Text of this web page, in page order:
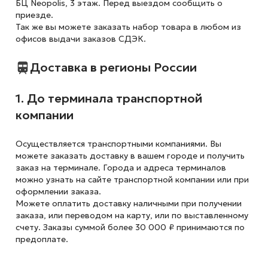
БЦ Neopolis, 3 этаж. Перед выездом сообщить о
приезде.
Так же вы можете заказать набор товара в любом из
офисов выдачи заказов СДЭК.
Доставка в регионы России
1. До терминала транспортной
компании
Осуществляется транспортными компаниями. Вы
можете заказать доставку в вашем городе и получить
заказ на терминале. Города и адреса терминалов
можно узнать на сайте транспортной компании или при
оформлении заказа.
Можете оплатить доставку наличными при получении
заказа, или переводом на карту, или по выставленному
счету. Заказы суммой более 30 000 ₽ принимаются по
предоплате.